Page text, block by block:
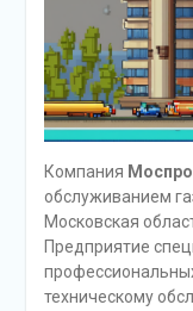
Компания
обслуживанием
Московская
Предприятие
техническому